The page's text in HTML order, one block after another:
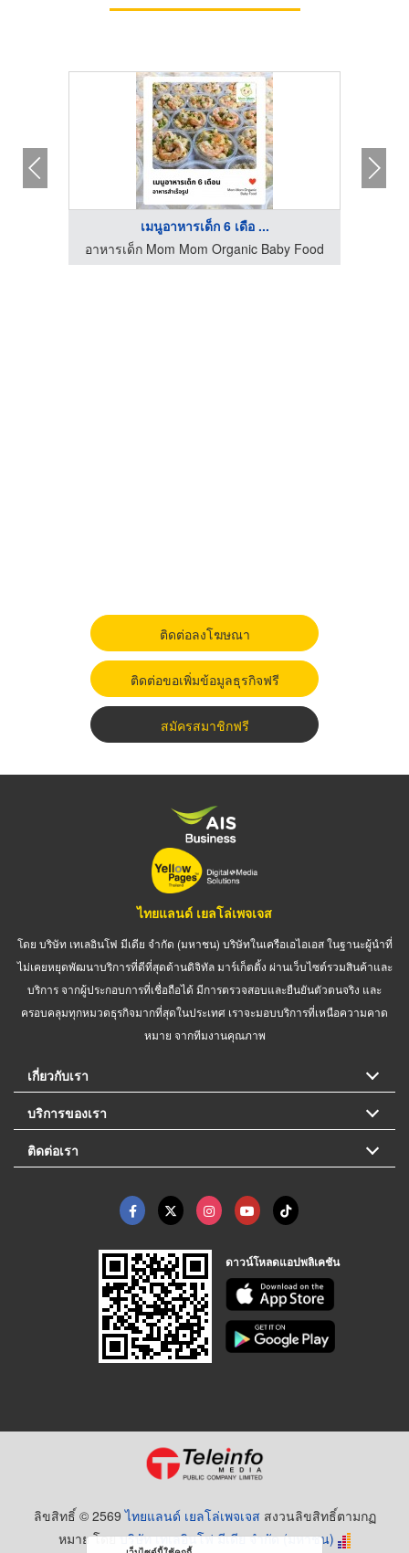
เมนูอาหารเด็ก 6 เดือ ...
อาหารเด็ก Mom Mom Organic Baby Food
ติดต่อลงโฆษณา
ติดต่อขอเพิ่มข้อมูลธุรกิจฟรี
สมัครสมาชิกฟรี
ไทยแลนด์ เยลโล่เพจเจส
โดย บริษัท เทเลอินโฟ มีเดีย จำกัด (มหาชน) บริษัทในเครือเอไอเอส ในฐานะผู้นำที่
ไม่เคยหยุดพัฒนาบริการที่ดีที่สุดด้านดิจิทัล มาร์เก็ตติ้ง ผ่านเว็บไซต์รวมสินค้าและ
บริการ จากผู้ประกอบการที่เชื่อถือได้ มีการตรวจสอบและยืนยันตัวตนจริง และ
ครอบคลุมทุกหมวดธุรกิจมากที่สุดในประเทศ เราจะมอบบริการที่เหนือความคาด
หมาย จากทีมงานคุณภาพ
เกี่ยวกับเรา
บริการของเรา
ติดต่อเรา
ดาวน์โหลดแอปพลิเคชัน
ลิขสิทธิ์ © 2569ไทยแลนด์ เยลโล่เพจเจส สงวนลิขสิทธิ์ตามกฏ
หมาย โดยบริษัท เทเลอินโฟ มีเดีย จำกัด (มหาชน)